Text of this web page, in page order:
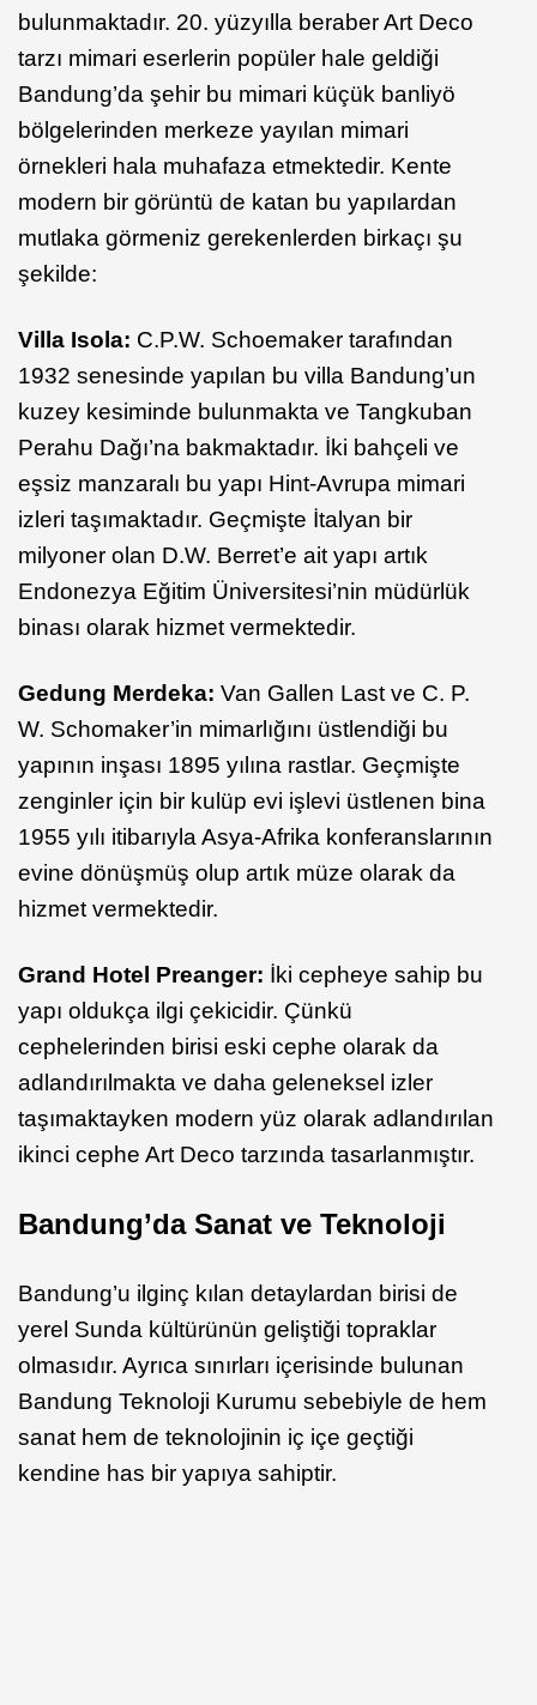
bulunmaktadır. 20. yüzyılla beraber Art Deco
tarzı mimari eserlerin popüler hale geldiği
Bandung’da şehir bu mimari küçük banliyö
bölgelerinden merkeze yayılan mimari
örnekleri hala muhafaza etmektedir. Kente
modern bir görüntü de katan bu yapılardan
mutlaka görmeniz gerekenlerden birkaçı şu
şekilde:
Villa Isola: C.P.W. Schoemaker tarafından
1932 senesinde yapılan bu villa Bandung’un
kuzey kesiminde bulunmakta ve Tangkuban
Perahu Dağı’na bakmaktadır. İki bahçeli ve
eşsiz manzaralı bu yapı Hint-Avrupa mimari
izleri taşımaktadır. Geçmişte İtalyan bir
milyoner olan D.W. Berret’e ait yapı artık
Endonezya Eğitim Üniversitesi’nin müdürlük
binası olarak hizmet vermektedir.
Gedung Merdeka: Van Gallen Last ve C. P.
W. Schomaker’in mimarlığını üstlendiği bu
yapının inşası 1895 yılına rastlar. Geçmişte
zenginler için bir kulüp evi işlevi üstlenen bina
1955 yılı itibarıyla Asya-Afrika konferanslarının
evine dönüşmüş olup artık müze olarak da
hizmet vermektedir.
Grand Hotel Preanger: İki cepheye sahip bu
yapı oldukça ilgi çekicidir. Çünkü
cephelerinden birisi eski cephe olarak da
adlandırılmakta ve daha geleneksel izler
taşımaktayken modern yüz olarak adlandırılan
ikinci cephe Art Deco tarzında tasarlanmıştır.
Bandung’da Sanat ve Teknoloji
Bandung’u ilginç kılan detaylardan birisi de
yerel Sunda kültürünün geliştiği topraklar
olmasıdır. Ayrıca sınırları içerisinde bulunan
Bandung Teknoloji Kurumu sebebiyle de hem
sanat hem de teknolojinin iç içe geçtiği
kendine has bir yapıya sahiptir.